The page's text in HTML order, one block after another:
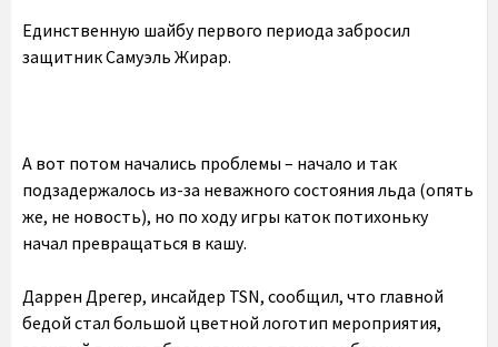
Единственную шайбу первого периода забросил
защитник Самуэль Жирар.
А вот потом начались проблемы – начало и так
подзадержалось из-за неважного состояния льда (опять
же, не новость), но по ходу игры каток потихоньку
начал превращаться в кашу.
Даррен Дрегер, инсайдер TSN, сообщил, что главной
бедой стал большой цветной логотип мероприятия,